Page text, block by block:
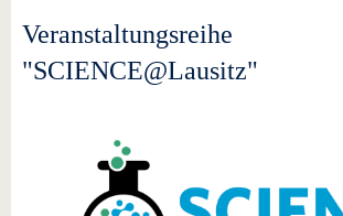
Veranstaltungsreihe
"SCIENCE@Lausitz"